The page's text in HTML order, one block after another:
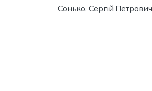
Сонько, Сергій Петрович